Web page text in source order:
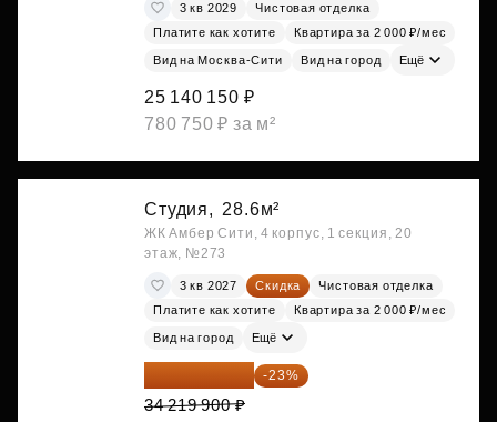
3 кв 2029
Чистовая отделка
Платите как хотите
Квартира за 2 000 ₽/мес
Вид на Москва-Сити Вид на город Ещё
25 140 150 ₽
780 750 ₽ за м²
Студия, 28.6м²
ЖК Амбер Сити, 4 корпус, 1 секция, 20
этаж, №273
3 кв 2027 Скидка
Чистовая отделка
Платите как хотите
Квартира за 2 000 ₽/мес
Вид на город Ещё
26 349 323 ₽ -23%
34 219 900 ₽